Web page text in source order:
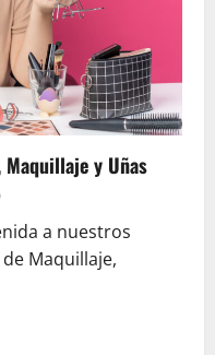
y Uñas
a nuestros
Maquillaje,